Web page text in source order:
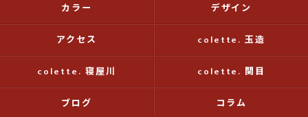
カラー デザイン
アクセス colette. 玉造
colette. 寝屋川 colette. 関目
ブログ コラム